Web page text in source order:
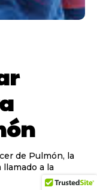
de Pulmón, la
a la